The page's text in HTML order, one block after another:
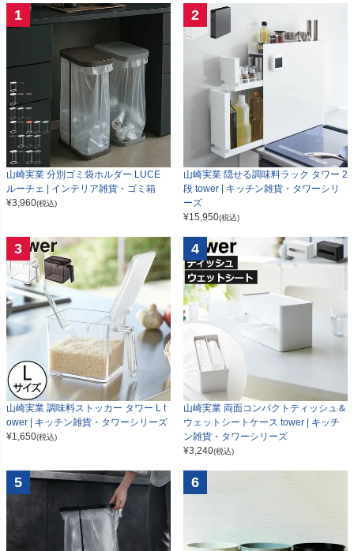
1
山崎実業 分別ゴミ袋ホルダー LUCE
ルーチェ | インテリア雑貨・ゴミ箱
¥3,960(税込)
2
山崎実業 隠せる調味料ラック タワー 2
段 tower | キッチン雑貨・タワーシリ
ーズ
¥15,950(税込)
3
山崎実業 調味料ストッカー タワー L t
ower | キッチン雑貨・タワーシリーズ
¥1,650(税込)
4
山崎実業 両面コンパクトティッシュ＆
ウェットシートケース tower | キッチ
ン雑貨・タワーシリーズ
¥3,240(税込)
5 6